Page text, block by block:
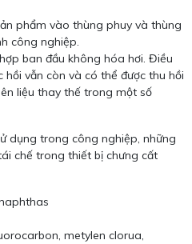
phẩm vào thùng phuy và thùng
công nghiệp.
ban đầu không hóa hơi. Điều
vẫn còn và có thể được thu hồi
liệu thay thế trong một số
dụng trong công nghiệp, những
chế trong thiết bị chưng cất
metylen clorua,